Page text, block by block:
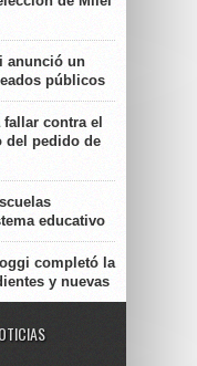
anunció un
públicos
contra el
del pedido de
educativo
completó la
y nuevas